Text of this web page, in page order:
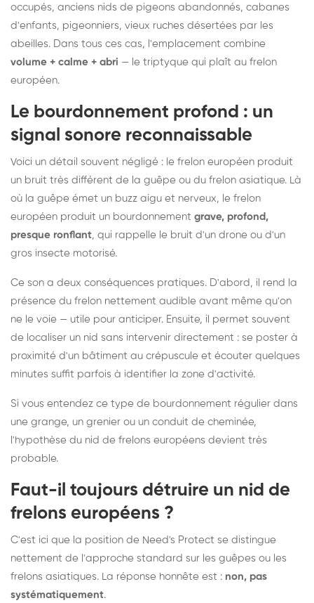
occupés, anciens nids de pigeons abandonnés, cabanes
d'enfants, pigeonniers, vieux ruches désertées par les
abeilles. Dans tous ces cas, l'emplacement combine
volume + calme + abri — le triptyque qui plaît au frelon
européen.
Le bourdonnement profond : un
signal sonore reconnaissable
Voici un détail souvent négligé : le frelon européen produit
un bruit très différent de la guêpe ou du frelon asiatique. Là
où la guêpe émet un buzz aigu et nerveux, le frelon
européen produit un bourdonnement grave, profond,
presque ronflant, qui rappelle le bruit d'un drone ou d'un
gros insecte motorisé.
Ce son a deux conséquences pratiques. D'abord, il rend la
présence du frelon nettement audible avant même qu'on
ne le voie — utile pour anticiper. Ensuite, il permet souvent
de localiser un nid sans intervenir directement : se poster à
proximité d'un bâtiment au crépuscule et écouter quelques
minutes suffit parfois à identifier la zone d'activité.
Si vous entendez ce type de bourdonnement régulier dans
une grange, un grenier ou un conduit de cheminée,
l'hypothèse du nid de frelons européens devient très
probable.
Faut-il toujours détruire un nid de
frelons européens ?
C'est ici que la position de Need's Protect se distingue
nettement de l'approche standard sur les guêpes ou les
frelons asiatiques. La réponse honnête est : non, pas
systématiquement.